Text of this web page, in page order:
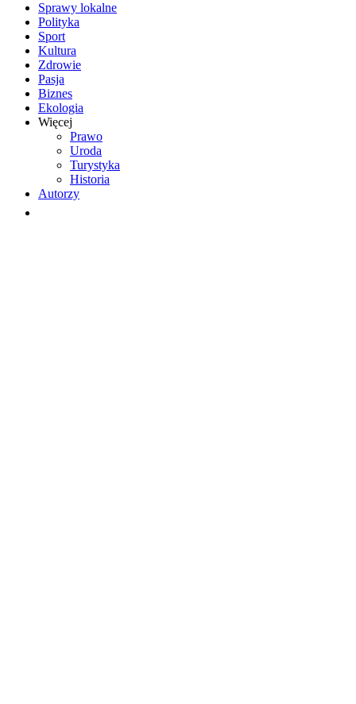
Sprawy lokalne
Polityka
Sport
Kultura
Zdrowie
Pasja
Biznes
Ekologia
Więcej
Prawo
Uroda
Turystyka
Historia
Autorzy